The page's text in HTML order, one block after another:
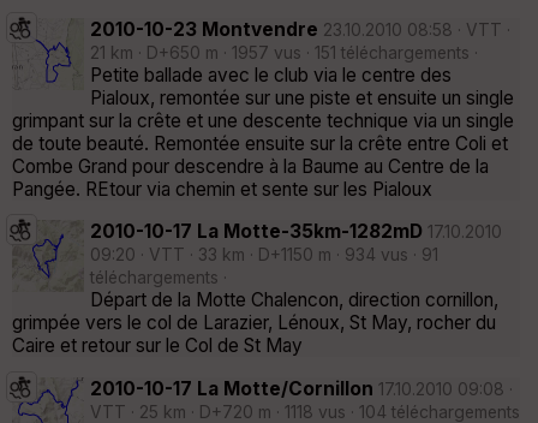
2010-10-23 Montvendre 23.10.2010 08:58 · VTT ·
21 km · D+650 m · 1957 vus · 151 téléchargements ·
Petite ballade avec le club via le centre des
Pialoux, remontée sur une piste et ensuite un single
grimpant sur la crête et une descente technique via un single
de toute beauté. Remontée ensuite sur la crête entre Coli et
Combe Grand pour descendre à la Baume au Centre de la
Pangée. REtour via chemin et sente sur les Pialoux
2010-10-17 La Motte-35km-1282mD 17.10.2010
09:20 · VTT · 33 km · D+1150 m · 934 vus · 91
téléchargements ·
Départ de la Motte Chalencon, direction cornillon,
grimpée vers le col de Larazier, Lénoux, St May, rocher du
Caire et retour sur le Col de St May
2010-10-17 La Motte/Cornillon 17.10.2010 09:08 ·
VTT · 25 km · D+720 m · 1118 vus · 104 téléchargements